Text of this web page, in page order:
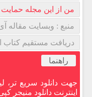
من از این مجله
منبع : وبسایت مقاله
دریافت مستقیم کتاب
راهنما
جهت دانلود سریع تر،
اینترنت دانلود منیجر